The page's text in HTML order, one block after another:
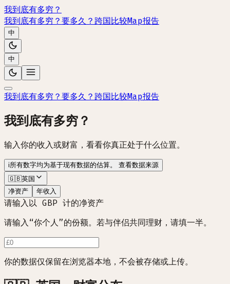
我到底有多穷？
我到底有多穷？要多久？ 跨国比较Map报告
中
中
我到底有多穷？要多久？ 跨国比较Map报告
我到底有多穷？
输入你的收入或财富，看看你真正处于什么位置。
i所有数字均为基于现有数据的估算。
查看数据来源
🇬🇧英国
净资产
年收入
请输入以 GBP 计的净资产
请输入“你个人”的份额。若与伴侣共同理财，请填一半。
你的数据仅保留在浏览器本地，不会被存储或上传。